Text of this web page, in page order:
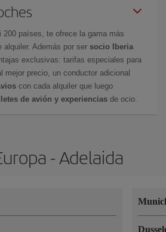
200 países, te ofrece la gama más
Además por ser socio Iberia
exclusivas: tarifas especiales para
mejor precio, un conductor adicional
con cada alquiler que luego
de avión y experiencias de ocio.
- Adelaida